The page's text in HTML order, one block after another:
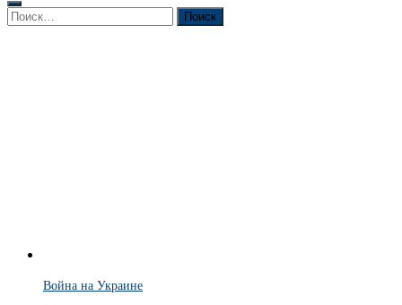
Найти:
Война на Украине